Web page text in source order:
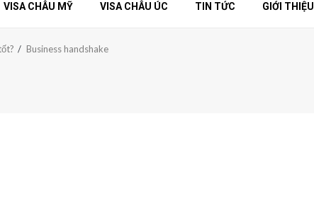
VISA CHÂU MỸ VISA CHÂU ÚC TIN TỨC GIỚI THIỆU
Business handshake